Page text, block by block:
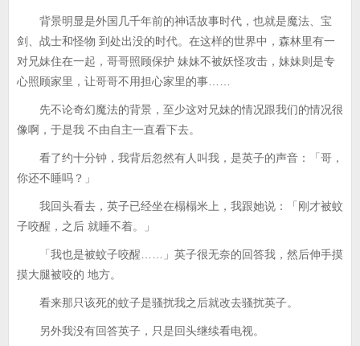
背景明显是外国几千年前的神话故事时代，也就是魔法、宝
剑、战士和怪物 到处出没的时代。在这样的世界中，森林里有一
对兄妹住在一起，哥哥照顾保护 妹妹不被妖怪攻击，妹妹则是专
心照顾家里，让哥哥不用担心家里的事……
先不论奇幻魔法的背景，至少这对兄妹的情况跟我们的情况很
像啊，于是我 不由自主一直看下去。
看了约十分钟，我背后忽然有人叫我，是英子的声音：「哥，
你还不睡吗？」
我回头看去，英子已经坐在榻榻米上，我跟她说：「刚才被蚊
子咬醒，之后 就睡不着。」
「我也是被蚊子咬醒……」英子很无奈的回答我，然后伸手摸
摸大腿被咬的 地方。
看来那只该死的蚊子是骚扰我之后就改去骚扰英子。
另外我没有回答英子，只是回头继续看电视。